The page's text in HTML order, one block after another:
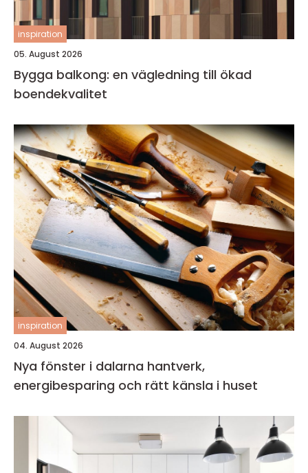
inspiration
05. August 2026
Bygga balkong: en vägledning till ökad
boendekvalitet
inspiration
04. August 2026
Nya fönster i dalarna hantverk,
energibesparing och rätt känsla i huset